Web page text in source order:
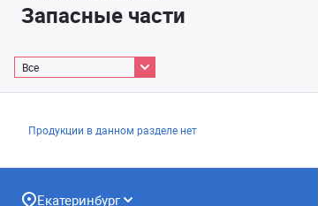
Запасные части
Все
Продукции в данном разделе нет
Екатеринбург